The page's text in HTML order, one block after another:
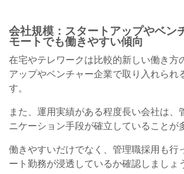
会社規模：スタートアップやベン
モートでも働きやすい傾向
在宅やテレワークは比較的新しい働き方
アップやベンチャー企業で取り入れられ
す。
また、運用実績がある程度長い会社は、
ニケーション手段が確立していることが
働きやすいだけでなく、管理職採用も行
ート勤務が浸透しているか確認しましょ